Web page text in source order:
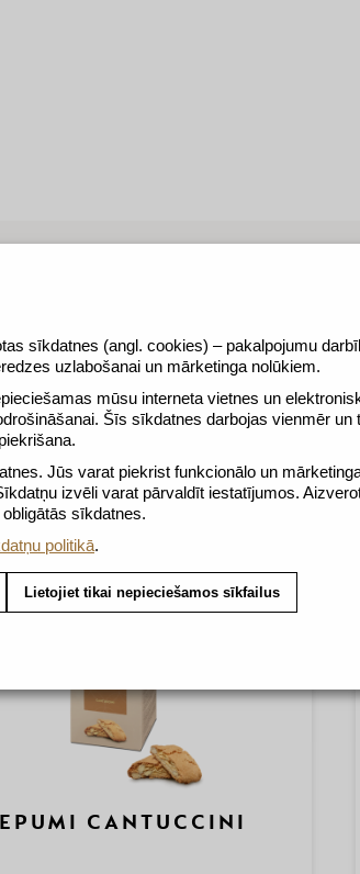
sīkdatnes (angl. cookies) – pakalpojumu
uzlabošanai un mārketinga nolūkiem.
mūsu interneta vietnes un
Šīs sīkdatnes darbojas vienmēr un
Jūs varat piekrist funkcionālo un
izvēli varat pārvaldīt iestatījumos.
sīkdatnes.
politikā.
Lietojiet tikai nepieciešamos sīkfailus
galvaspilsētas iedvesmots, atklāj
tās īpašību dziļums nav nekāds
CANTUCCINI